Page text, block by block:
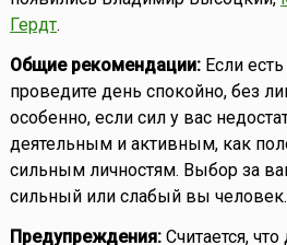
Гердт.
Общие рекомендации:Если
проведите день спокойно, без
особенно, если сил у вас
деятельным и активным, как
сильным личностям. Выбор за
сильный или слабый вы человек.
Предупреждения:Считается,